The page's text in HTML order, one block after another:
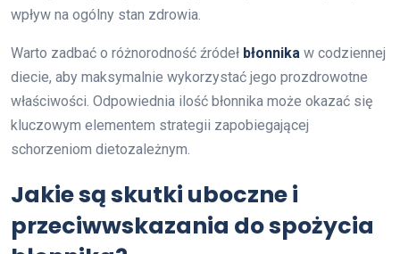
wpływ na ogólny stan zdrowia.
Warto zadbać o różnorodność źródeł błonnika w codziennej
diecie, aby maksymalnie wykorzystać jego prozdrowotne
właściwości. Odpowiednia ilość błonnika może okazać się
kluczowym elementem strategii zapobiegającej
schorzeniom dietozależnym.
Jakie są skutki uboczne i
przeciwwskazania do spożycia